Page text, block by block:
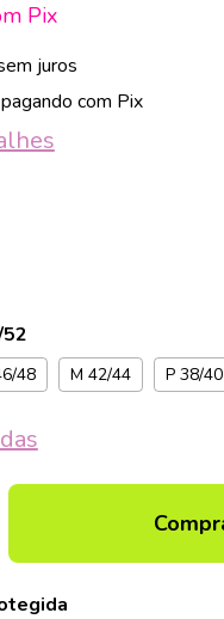
Pix
juros
pagando com Pix
48 M 42/44 P 38/40